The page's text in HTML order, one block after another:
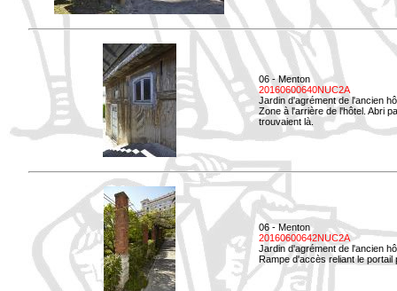
06 - Menton
20160600640NUC2A
Jardin d'agrément de l'ancien
Zone à l'arrière de l'hôtel. Abri
trouvaient là.
06 - Menton
20160600642NUC2A
Jardin d'agrément de l'ancien
Rampe d'accès reliant le portail